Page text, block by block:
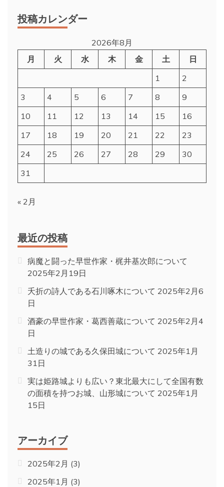
投稿カレンダー
2026年8月
月
火 水 木 金 土
日
1
2
3
4 5 6 7 8
9
10
11 12 13 14 15
16
17
18 19 20 21 22
23
24
25 26 27 28 29
30
31
« 2月
最近の投稿
病魔と闘った早世作家・梶井基次郎について
2025年2月19日
夭折の詩人である石川啄木について 2025年2月6
日
酒豪の早世作家・葛西善蔵について 2025年2月4
日
土造りの城である久保田城について 2025年1月
31日
実は姫路城よりも広い？東北最大にして全国有数
の面積を持つお城、山形城について 2025年1月
15日
アーカイブ
2025年2月 (3)
2025年1月 (3)